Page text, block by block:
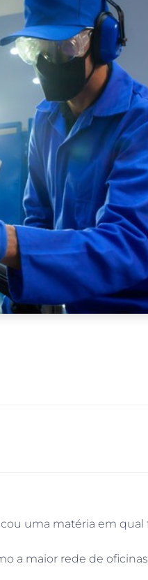
uma matéria em qual
a maior rede de